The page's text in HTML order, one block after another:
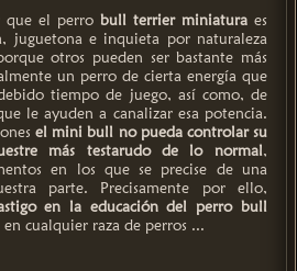
que el perro bull terrier miniaturaes
juguetona e inquieta por naturaleza
otros pueden ser bastante más
un perro de cierta energía que
tiempo de juego, así como, de
le ayuden a canalizar esa potencia.
el mini bull no pueda controlar su
más testarudo de lo normal,
en los que se precise de una
parte. Precisamente por ello,
en la educación del perro bull
cualquier raza de perros ...